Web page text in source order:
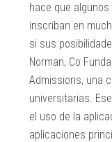
hace que
inscriban en
si sus
Norman, Co
Admissions, una
universitarias.
el uso de la
aplicaciones